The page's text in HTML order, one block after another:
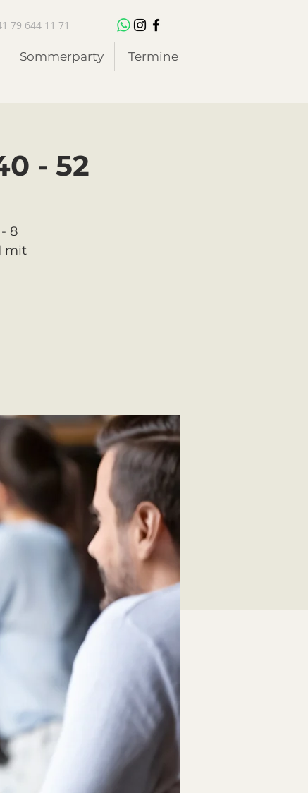
79 644 11 71
Sommerparty Termine
- 52
8
mit